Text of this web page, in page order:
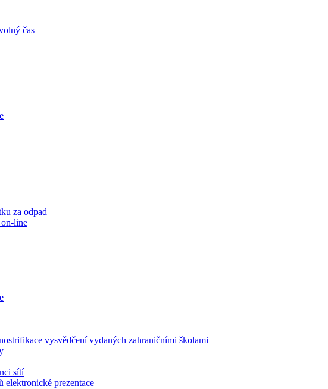
čas
za odpad
line
vysvědčení vydaných zahraničními školami
sítí
elektronické prezentace